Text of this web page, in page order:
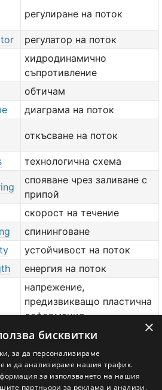
регулиране на поток
регулатор на поток
хидродинамично
съпротивление
обтичам
диаграма на поток
откъсване на поток
технологична схема
спояване чрез заливане с
припой
скорост на течение
спининговане
устойчивост на поток
енергия на поток
напрежение,
предизвикващо пластична
деформация
температура на течливост
хидравлично изпитване
×
бисквитки
за да персонализираме
и да анализираме нашия трафик.
за използването на нашия
партньори за реклама и анализи,